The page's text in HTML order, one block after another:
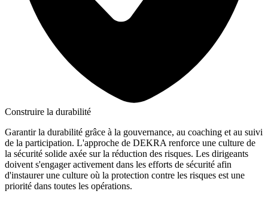
Construire la durabilité
Garantir la durabilité grâce à la gouvernance, au coaching et au suivi
de la participation. L'approche de DEKRA renforce une culture de
la sécurité solide axée sur la réduction des risques. Les dirigeants
doivent s'engager activement dans les efforts de sécurité afin
d'instaurer une culture où la protection contre les risques est une
priorité dans toutes les opérations.